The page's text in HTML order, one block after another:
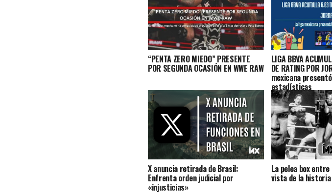
“PENTA ZERO MIEDO” PRESENTE
POR SEGUNDA OCASIÓN EN WWE RAW
LIGA BBVA
DE RATING POR
mexicana
estadísticas
X anuncia retirada de Brasil:
Enfrenta orden judicial por
«injusticias»
La pelea box
vista de la historia